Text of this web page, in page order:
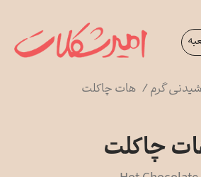
گرم/ هات چاکلت
چاکلت